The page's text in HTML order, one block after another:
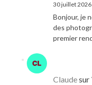
30 juillet 2026
Bonjour, je
des
premier
Claudesur